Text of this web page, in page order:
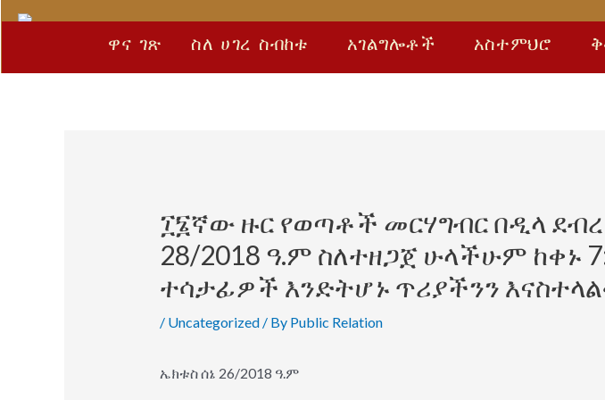
Skip
ዋና ገጽ ስለ ሀገረ ስብከቱ አገልግሎቶች አስተምህሮ
፲፮ኛው ዙር የወጣቶች መርሃግብር በዲላ
28/2018 ዓ.ም ስለተዘጋጀ ሁላችሁም ከቀኑ
ተሳታፊዎች እንድትሆኑ ጥሪያችንን
/ Uncategorized/ By Public Relation
ኤክቱስ ሰኔ 26/2018 ዓ.ም
navigation